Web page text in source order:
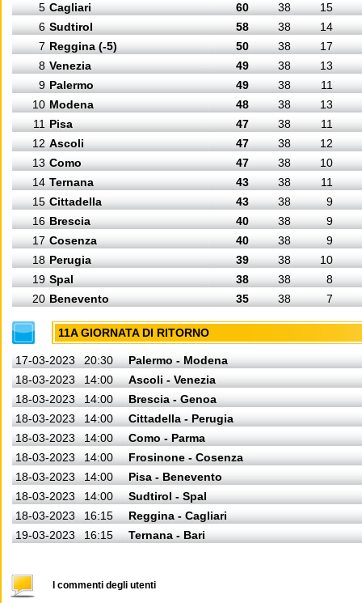
5 Cagliari 60 38
15
6 Sudtirol 58 38
14
7 Reggina (-5) 50 38
17
8 Venezia 49 38
13
9 Palermo 49 38
11
10 Modena 48 38
13
11 Pisa 47 38
11
12 Ascoli 47 38
12
13 Como 47 38
10
14 Ternana 43 38
11
15 Cittadella 43 38
9
16 Brescia 40 38
9
17 Cosenza 40 38
9
18 Perugia 39 38
10
19 Spal 38 38
8
20 Benevento 35 38 7
11A GIORNATA DI RITORNO
17-03-2023 20:30
Palermo - Modena
18-03-2023
14:00
Ascoli - Venezia
18-03-2023
14:00
Brescia - Genoa
18-03-2023
14:00
Cittadella - Perugia
18-03-2023
14:00
Como - Parma
18-03-2023
14:00
Frosinone - Cosenza
18-03-2023
14:00
Pisa - Benevento
18-03-2023
14:00
Sudtirol - Spal
18-03-2023
16:15
Reggina - Cagliari
19-03-2023
16:15 Ternana - Bari
I commenti degli utenti